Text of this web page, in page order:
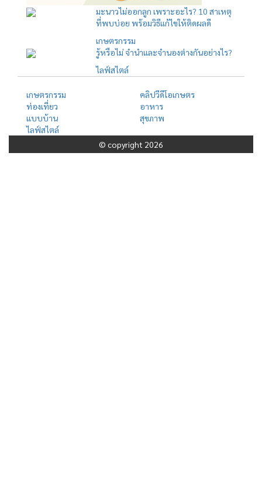
มะนาวไม่ออกลูก เพราะอะไร? 10 สาเหตุ
ที่พบบ่อย พร้อมวิธีแก้ไขให้ติดผลดี
เกษตรกรรม
รู้หรือไม่ จำนำและจำนองต่างกันอย่างไร?
ไลฟ์สไตล์
เกษตรกรรม
คลิปวีดีโอเกษตร
ท่องเที่ยว
อาหาร
แบบบ้าน
สุขภาพ
ไลฟ์สไตล์
© copyright 2026